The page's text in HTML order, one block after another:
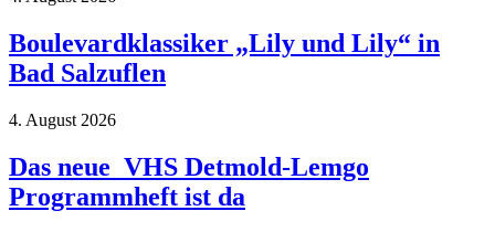
Boulevardklassiker „Lily und Lily“ in
Bad Salzuflen
4. August 2026
Das neue VHS Detmold-Lemgo
Programmheft ist da